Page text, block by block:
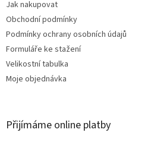
Jak nakupovat
Obchodní podmínky
Podmínky ochrany osobních údajů
Formuláře ke stažení
Velikostní tabulka
Moje objednávka
Přijímáme online platby